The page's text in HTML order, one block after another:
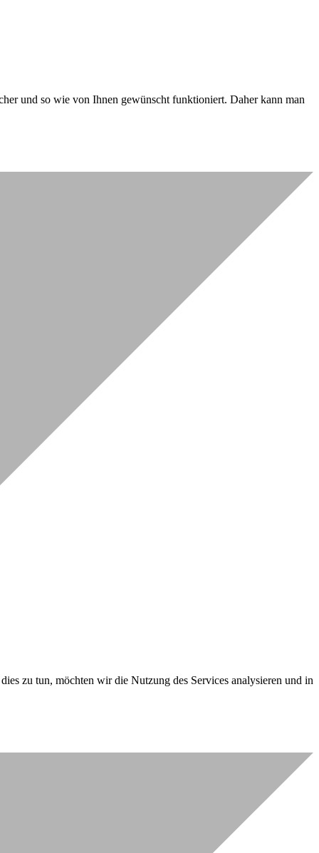
und so wie von Ihnen gewünscht funktioniert. Daher kann man
zu tun, möchten wir die Nutzung des Services analysieren und in